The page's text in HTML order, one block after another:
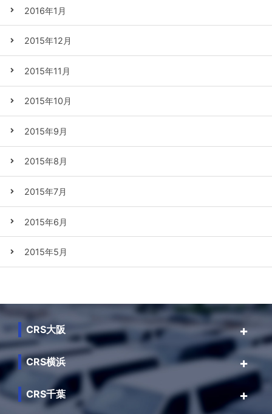
2016年1月
2015年12月
2015年11月
2015年10月
2015年9月
2015年8月
2015年7月
2015年6月
2015年5月
CRS大阪
CRS横浜
CRS千葉